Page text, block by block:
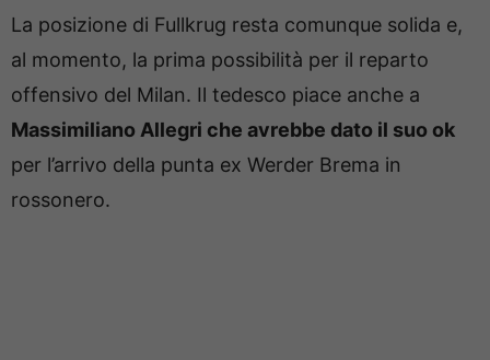
La posizione di Fullkrug resta comunque solida e,
al momento, la prima possibilità per il reparto
offensivo del Milan. Il tedesco piace anche a
Massimiliano Allegri che avrebbe dato il suo ok
per l’arrivo della punta ex Werder Brema in
rossonero.